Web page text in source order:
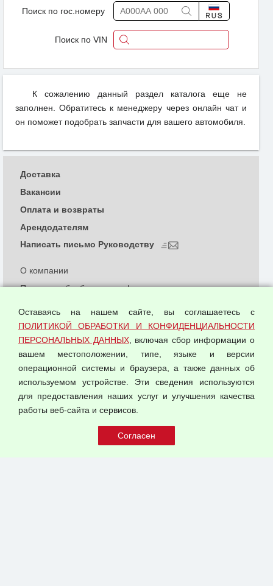
Поиск по гос.номеру
Поиск по VIN
К сожалению данный раздел каталога еще не
заполнен. Обратитесь к менеджеру через онлайн чат и
он поможет подобрать запчасти для вашего автомобиля.
© 2026 ООО "Феникс"
О компании
Политика обработки и конфиденциальности
Согласием на обработку персональных данных
Оферта оптовой купли-продажи
Публичная оферта
Доставка
Вакансии
Оплата и возвраты
Арендодателям
Написать письмо Руководству
Оставаясь на нашем сайте, вы соглашаетесь с
ПОЛИТИКОЙ ОБРАБОТКИ И КОНФИДЕНЦИАЛЬНОСТИ
ПЕРСОНАЛЬНЫХ ДАННЫХ, включая сбор информации о
вашем местоположении, типе, языке и версии
операционной системы и браузера, а также данных об
используемом устройстве. Эти сведения используются
для предоставления наших услуг и улучшения качества
работы веб-сайта и сервисов.